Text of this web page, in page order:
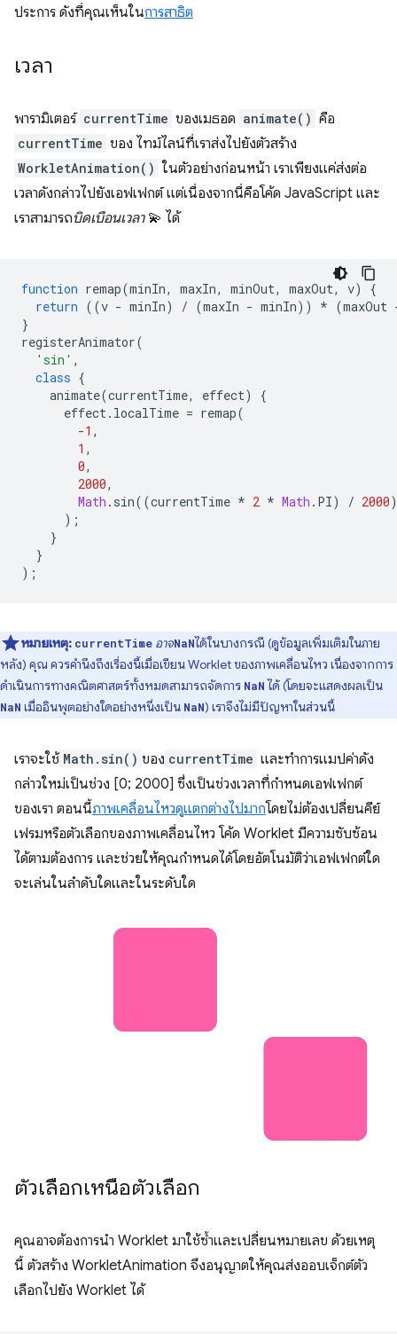
ประการ ดังที่คุณเห็นในการสาธิต
เวลา
พารามิเตอร์ currentTime ของเมธอด animate() คือ
currentTime ของ ไทม์ไลน์ที่เราส่งไปยังตัวสร้าง
WorkletAnimation() ในตัวอย่างก่อนหน้า เราเพียงแค่ส่งต่อ
เวลาดังกล่าวไปยังเอฟเฟกต์ แต่เนื่องจากนี่คือโค้ด JavaScript และ
เราสามารถบิดเบือนเวลา💫 ได้
function remap(minIn, maxIn, minOut, maxOut, v)
{
return ((v - minIn) / (maxIn - minIn)) * (maxOut
}
registerAnimator(
'sin' ,
class {
animate(currentTime, effect)
{
effect. localTime = remap(
-1 ,
1 ,
0,
2000,
Math . sin((currentTime * 2 * Math . PI) / 2000)
);
}
}
);
หมายเหตุ: currentTime อาจNaNได้ในบางกรณี (ดูข้อมูลเพิ่มเติมในภาย
หลัง) คุณ ควรคำนึงถึงเรื่องนี้เมื่อเขียน Worklet ของภาพเคลื่อนไหว เนื่องจากการ
ดำเนินการทางคณิตศาสตร์ทั้งหมดสามารถจัดการ NaN ได้ (โดยจะแสดงผลเป็น
NaN เมื่ออินพุตอย่างใดอย่างหนึ่งเป็น NaN) เราจึงไม่มีปัญหาในส่วนนี้
เราจะใช้ Math.sin() ของ currentTime และทำการแมปค่าดัง
กล่าวใหม่เป็นช่วง [0; 2000] ซึ่งเป็นช่วงเวลาที่กำหนดเอฟเฟกต์
ของเรา ตอนนี้ภาพเคลื่อนไหวดูแตกต่างไปมากโดยไม่ต้องเปลี่ยนคีย์
เฟรมหรือตัวเลือกของภาพเคลื่อนไหว โค้ด Worklet มีความซับซ้อน
ได้ตามต้องการ และช่วยให้คุณกำหนดได้โดยอัตโนมัติว่าเอฟเฟกต์ใด
จะเล่นในลำดับใดและในระดับใด
ตัวเลือกเหนือตัวเลือก
คุณอาจต้องการนำ Worklet มาใช้ซ้ำและเปลี่ยนหมายเลข ด้วยเหตุ
นี้ ตัวสร้าง WorkletAnimation จึงอนุญาตให้คุณส่งออบเจ็กต์ตัว
เลือกไปยัง Worklet ได้